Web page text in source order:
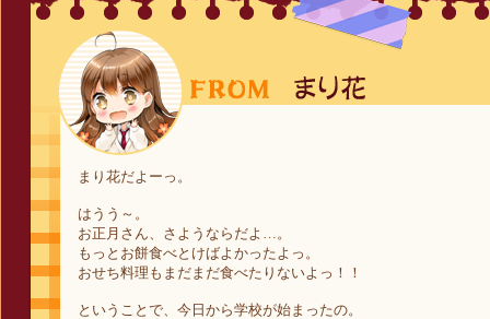
まり花だよーっ。
はうう～。
お正月さん、さようならだよ…。
もっとお餅食べとけばよかったよっ。
おせち料理もまだまだ食べたりないよっ！！
ということで、今日から学校が始まったの。